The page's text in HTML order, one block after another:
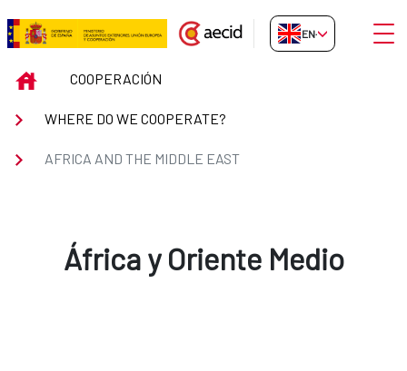
Skip to Main Content
AFRICA AND THE MIDDLE EAST
EN-GB
INICIOCOOPERACIÓN
WHERE DO WE COOPERATE?
AFRICA AND THE MIDDLE EAST
África y Oriente Medio